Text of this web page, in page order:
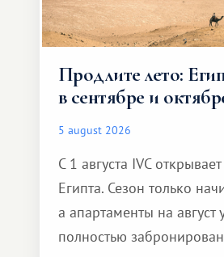
Продлите лето:
в сентябре и
5 august 2026
С 1 августа IVC
Египта. Сезон только
а апартаменты на август
полностью